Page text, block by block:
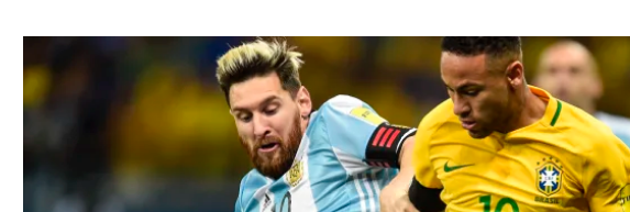
הפועל תל אביב
הפועל חיפה
הפועל באר שבע
מכבי נתניה
בני יהודה
ליגה סינית
ליגה ברזילאית
ליגות נוספות